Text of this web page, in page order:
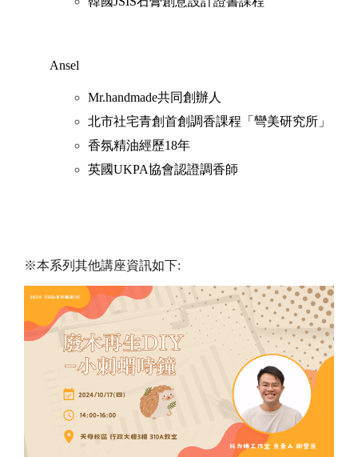
Ansel
Mr.handmade共同創辦人
北市社宅青創首創調香課程「彎美研究所」
香氛精油經歷18年
英國UKPA協會認證調香師
※本系列其他講座資訊如下: